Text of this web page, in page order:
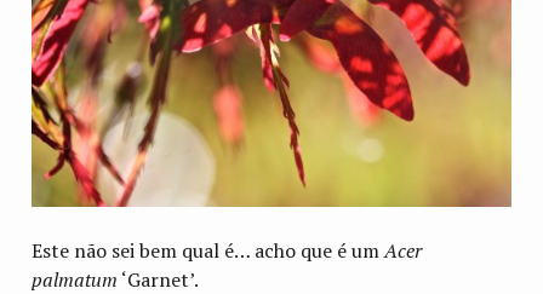
Este não sei bem qual é… acho que é umAcer
palmatum ‘Garnet’.